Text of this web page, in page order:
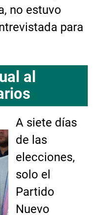
no estuvo
para
al
A siete días
de las
elecciones,
solo el
Partido
Nuevo